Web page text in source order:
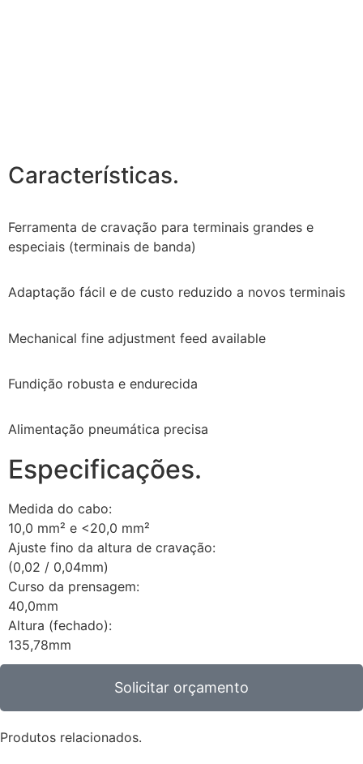
Características.
Ferramenta de cravação para terminais grandes e
especiais (terminais de banda)
Adaptação fácil e de custo reduzido a novos terminais
Mechanical fine adjustment feed available
Fundição robusta e endurecida
Alimentação pneumática precisa
Especificações.
Medida do cabo:
10,0 mm² e <20,0 mm²
Ajuste fino da altura de cravação:
(0,02 / 0,04mm)
Curso da prensagem:
40,0mm
Altura (fechado):
135,78mm
Solicitar orçamento
Produtos relacionados.